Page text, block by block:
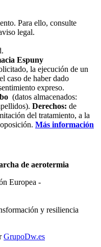
Para ello, consulte
legal.
Espuny
la ejecución de un
caso de haber dado
expreso.
(datos almacenados:
Derechos: de
del tratamiento, a la
Más información
de aerotermia
GrupoDw.es